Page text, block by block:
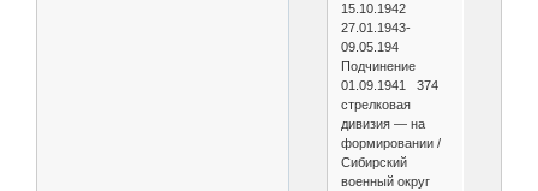
15.10.1942
27.01.1943-
09.05.194
Подчинение
01.09.1941 374
стрелковая
дивизия — на
формировании /
Сибирский
военный округ